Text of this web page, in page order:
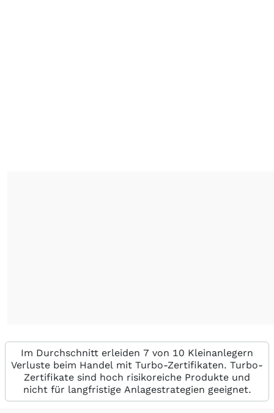
Im Durchschnitt erleiden 7 von 10 Kleinanlegern
Verluste beim Handel mit Turbo-Zertifikaten. Turbo-
Zertifikate sind hoch risikoreiche Produkte und
nicht für langfristige Anlagestrategien geeignet.